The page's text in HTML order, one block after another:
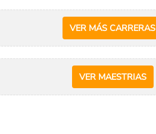
VER MÁS CARRERAS
VER MAESTRIAS